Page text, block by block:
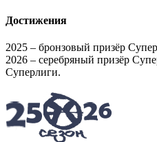
Достижения
2025 – бронзовый призёр
2026 – серебряный призёр
Суперлиги.